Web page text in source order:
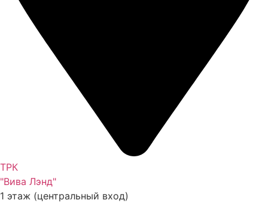
ТРК
"Вива Лэнд"
1 этаж (центральный вход)